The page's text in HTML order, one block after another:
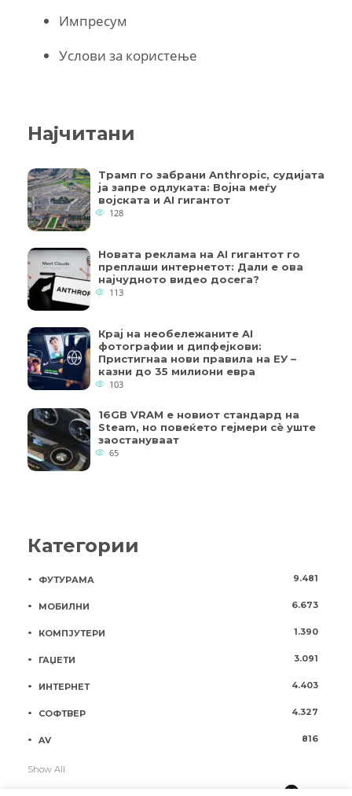
Импресум
Услови за користење
Најчитани
Трамп го забрани Anthropic, судијата
ја запре одлуката: Војна меѓу
војската и AI гигантот
128
Новата реклама на AI гигантот го
преплаши интернетот: Дали е ова
најчудното видео досега?
113
Крај на необележаните AI
фотографии и дипфејкови:
Пристигнаа нови правила на ЕУ –
казни до 35 милиони евра
103
16GB VRAM е новиот стандард на
Steam, но повеќето гејмери ​​сè уште
заостануваат
65
Категории
ФУТУРАМА 9.481
МОБИЛНИ 6.673
КОМПЈУТЕРИ 1.390
ГАЏЕТИ 3.091
ИНТЕРНЕТ 4.403
СОФТВЕР 4.327
AV 816
Show All